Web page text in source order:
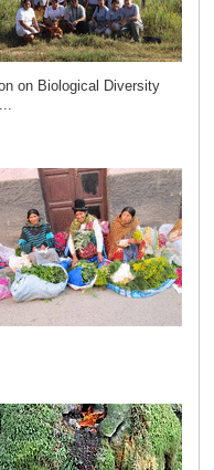
on Biological Diversity